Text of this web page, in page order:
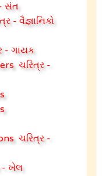
સંત
- વૈજ્ઞાનિકો
- ગાયક
ચરિત્ર -
ચરિત્ર -
- ખેલ